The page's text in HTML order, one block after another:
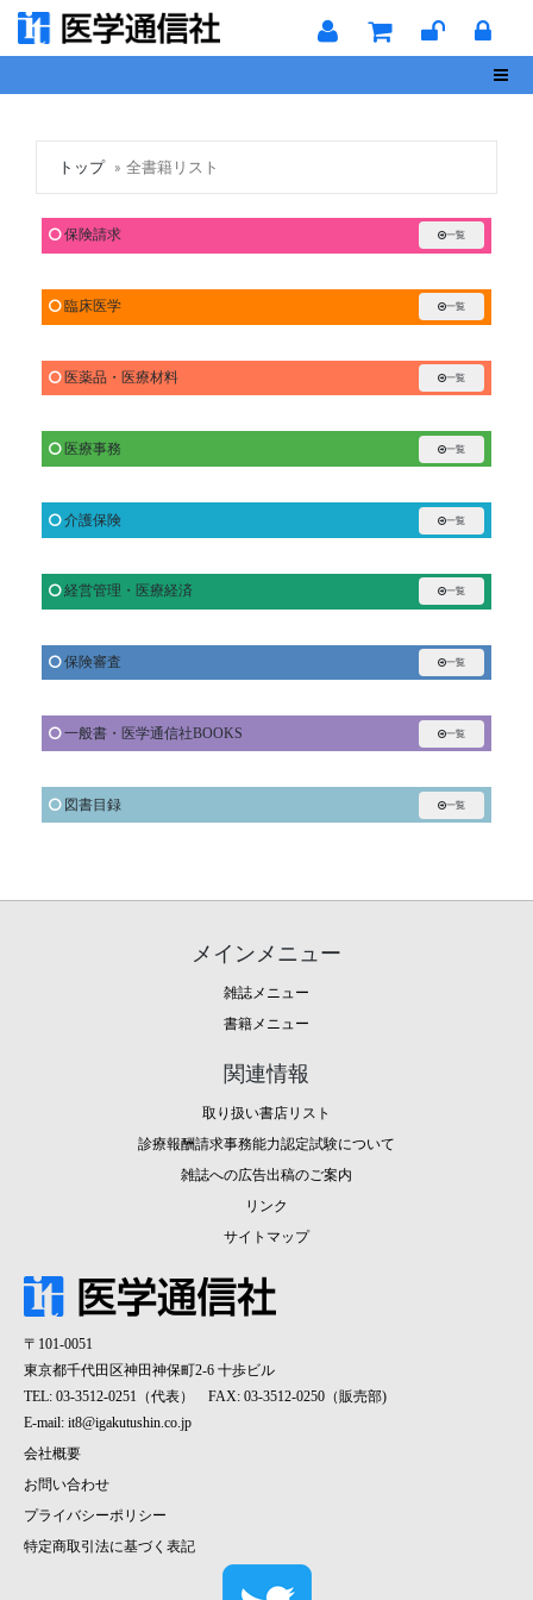
トップ 全書籍リスト
保険請求 一覧
臨床医学 一覧
医薬品・医療材料 一覧
医療事務 一覧
介護保険 一覧
経営管理・医療経済 一覧
保険審査 一覧
一般書・医学通信社BOOKS 一覧
図書目録 一覧
メインメニュー
雑誌メニュー
書籍メニュー
関連情報
取り扱い書店リスト
診療報酬請求事務能力認定試験について
雑誌への広告出稿のご案内
リンク
サイトマップ
〒101-0051
東京都千代田区神田神保町2-6 十歩ビル
TEL: 03-3512-0251（代表） FAX: 03-3512-0250（販売部)
E-mail: it8@igakutushin.co.jp
会社概要
お問い合わせ
プライバシーポリシー
特定商取引法に基づく表記